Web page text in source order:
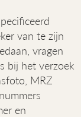
van te zijn
vragen
bij het verzoek
MRZ
en